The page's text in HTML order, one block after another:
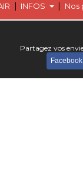
| INFOS | Nos
Partagez vos
Facebook